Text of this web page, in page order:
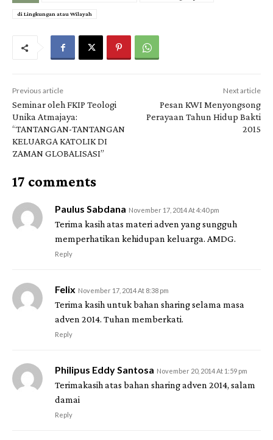
di Lingkungan atau Wilayah
Previous article
Seminar oleh FKIP Teologi
Unika Atmajaya:
“TANTANGAN-TANTANGAN
KELUARGA KATOLIK DI
ZAMAN GLOBALISASI”
Next article
Pesan KWI Menyongsong
Perayaan Tahun Hidup Bakti
2015
17 comments
Paulus Sabdana November 17, 2014 At 4:40 pm
Terima kasih atas materi adven yang sungguh
memperhatikan kehidupan keluarga. AMDG.
Reply
Felix November 17, 2014 At 8:38 pm
Terima kasih untuk bahan sharing selama masa
adven 2014. Tuhan memberkati.
Reply
Philipus Eddy Santosa November 20, 2014 At 1:59 pm
Terimakasih atas bahan sharing adven 2014, salam
damai
Reply